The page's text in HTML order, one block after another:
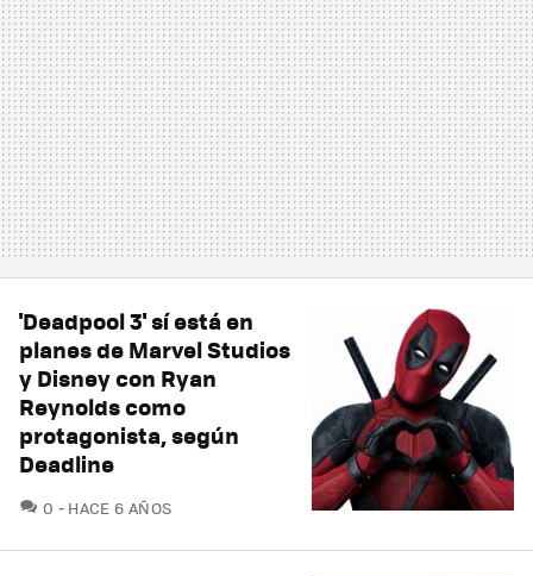
'Deadpool 3' sí está en
planes de Marvel Studios
y Disney con Ryan
Reynolds como
protagonista, según
Deadline
0 COMENTARIOS
HACE 6 AÑOS